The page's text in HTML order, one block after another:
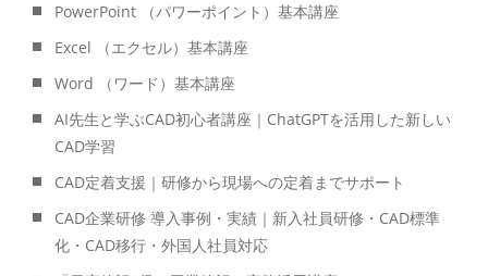
PowerPoint （パワーポイント）基本講座
Excel （エクセル）基本講座
Word （ワード）基本講座
AI先生と学ぶCAD初心者講座｜ChatGPTを活用した新しい
CAD学習
CAD定着支援｜研修から現場への定着までサポート
CAD企業研修 導入事例・実績｜新入社員研修・CAD標準
化・CAD移行・外国人社員対応